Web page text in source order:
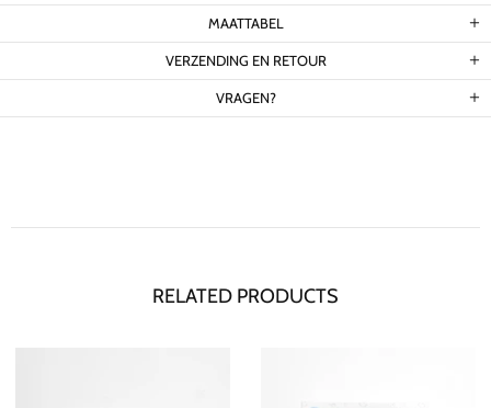
MAATTABEL
VERZENDING EN RETOUR
VRAGEN?
RELATED PRODUCTS